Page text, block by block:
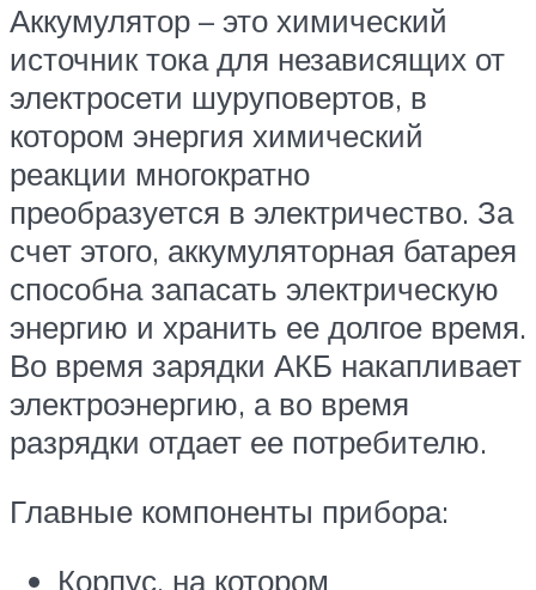
Аккумулятор – это химический
источник тока для независящих от
электросети шуруповертов, в
котором энергия химический
реакции многократно
преобразуется в электричество. За
счет этого, аккумуляторная батарея
способна запасать электрическую
энергию и хранить ее долгое время.
Во время зарядки АКБ накапливает
электроэнергию, а во время
разрядки отдает ее потребителю.
Главные компоненты прибора:
Корпус, на котором